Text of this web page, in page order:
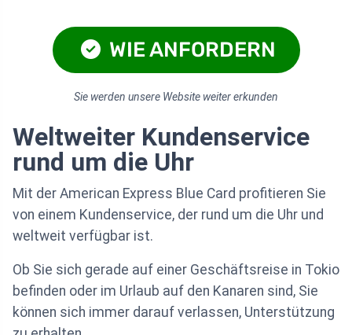
WIE ANFORDERN
Sie werden unsere Website weiter erkunden
Weltweiter Kundenservice
rund um die Uhr
Mit der American Express Blue Card profitieren Sie
von einem Kundenservice, der rund um die Uhr und
weltweit verfügbar ist.
Ob Sie sich gerade auf einer Geschäftsreise in Tokio
befinden oder im Urlaub auf den Kanaren sind, Sie
können sich immer darauf verlassen, Unterstützung